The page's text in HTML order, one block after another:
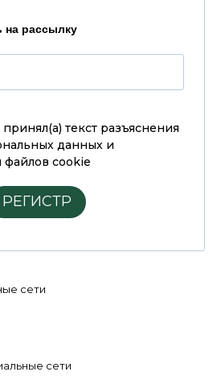
на рассылку
текст разъяснения
данных и
файлов cookie
РЕГИСТР
сети
сети